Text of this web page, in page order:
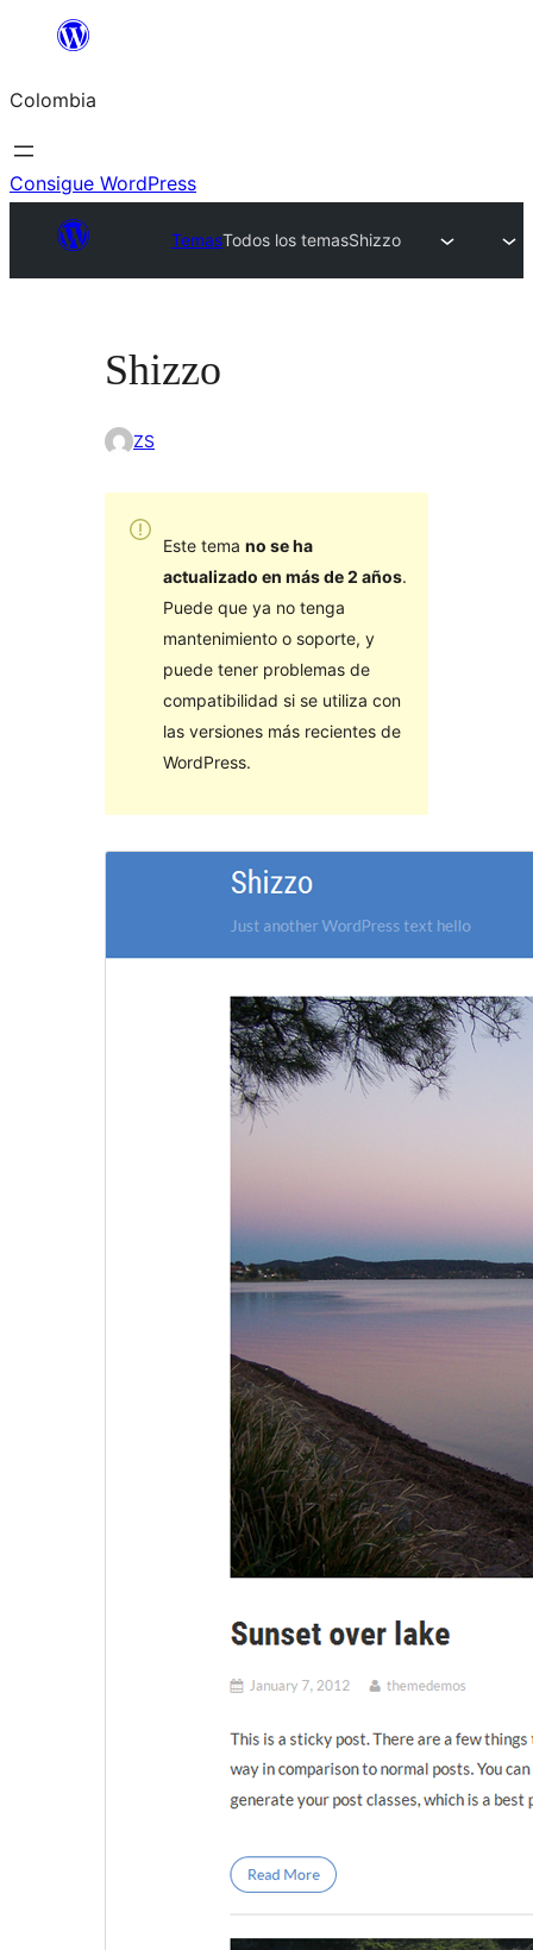
Saltar
contenido
Colombia
Consigue WordPress
TemasTodos los temasShizzo
Shizzo
ZS
Este tema no se ha
actualizado en más de 2 años.
Puede que ya no tenga
mantenimiento o soporte, y
puede tener problemas de
compatibilidad si se utiliza con
las versiones más recientes de
WordPress.